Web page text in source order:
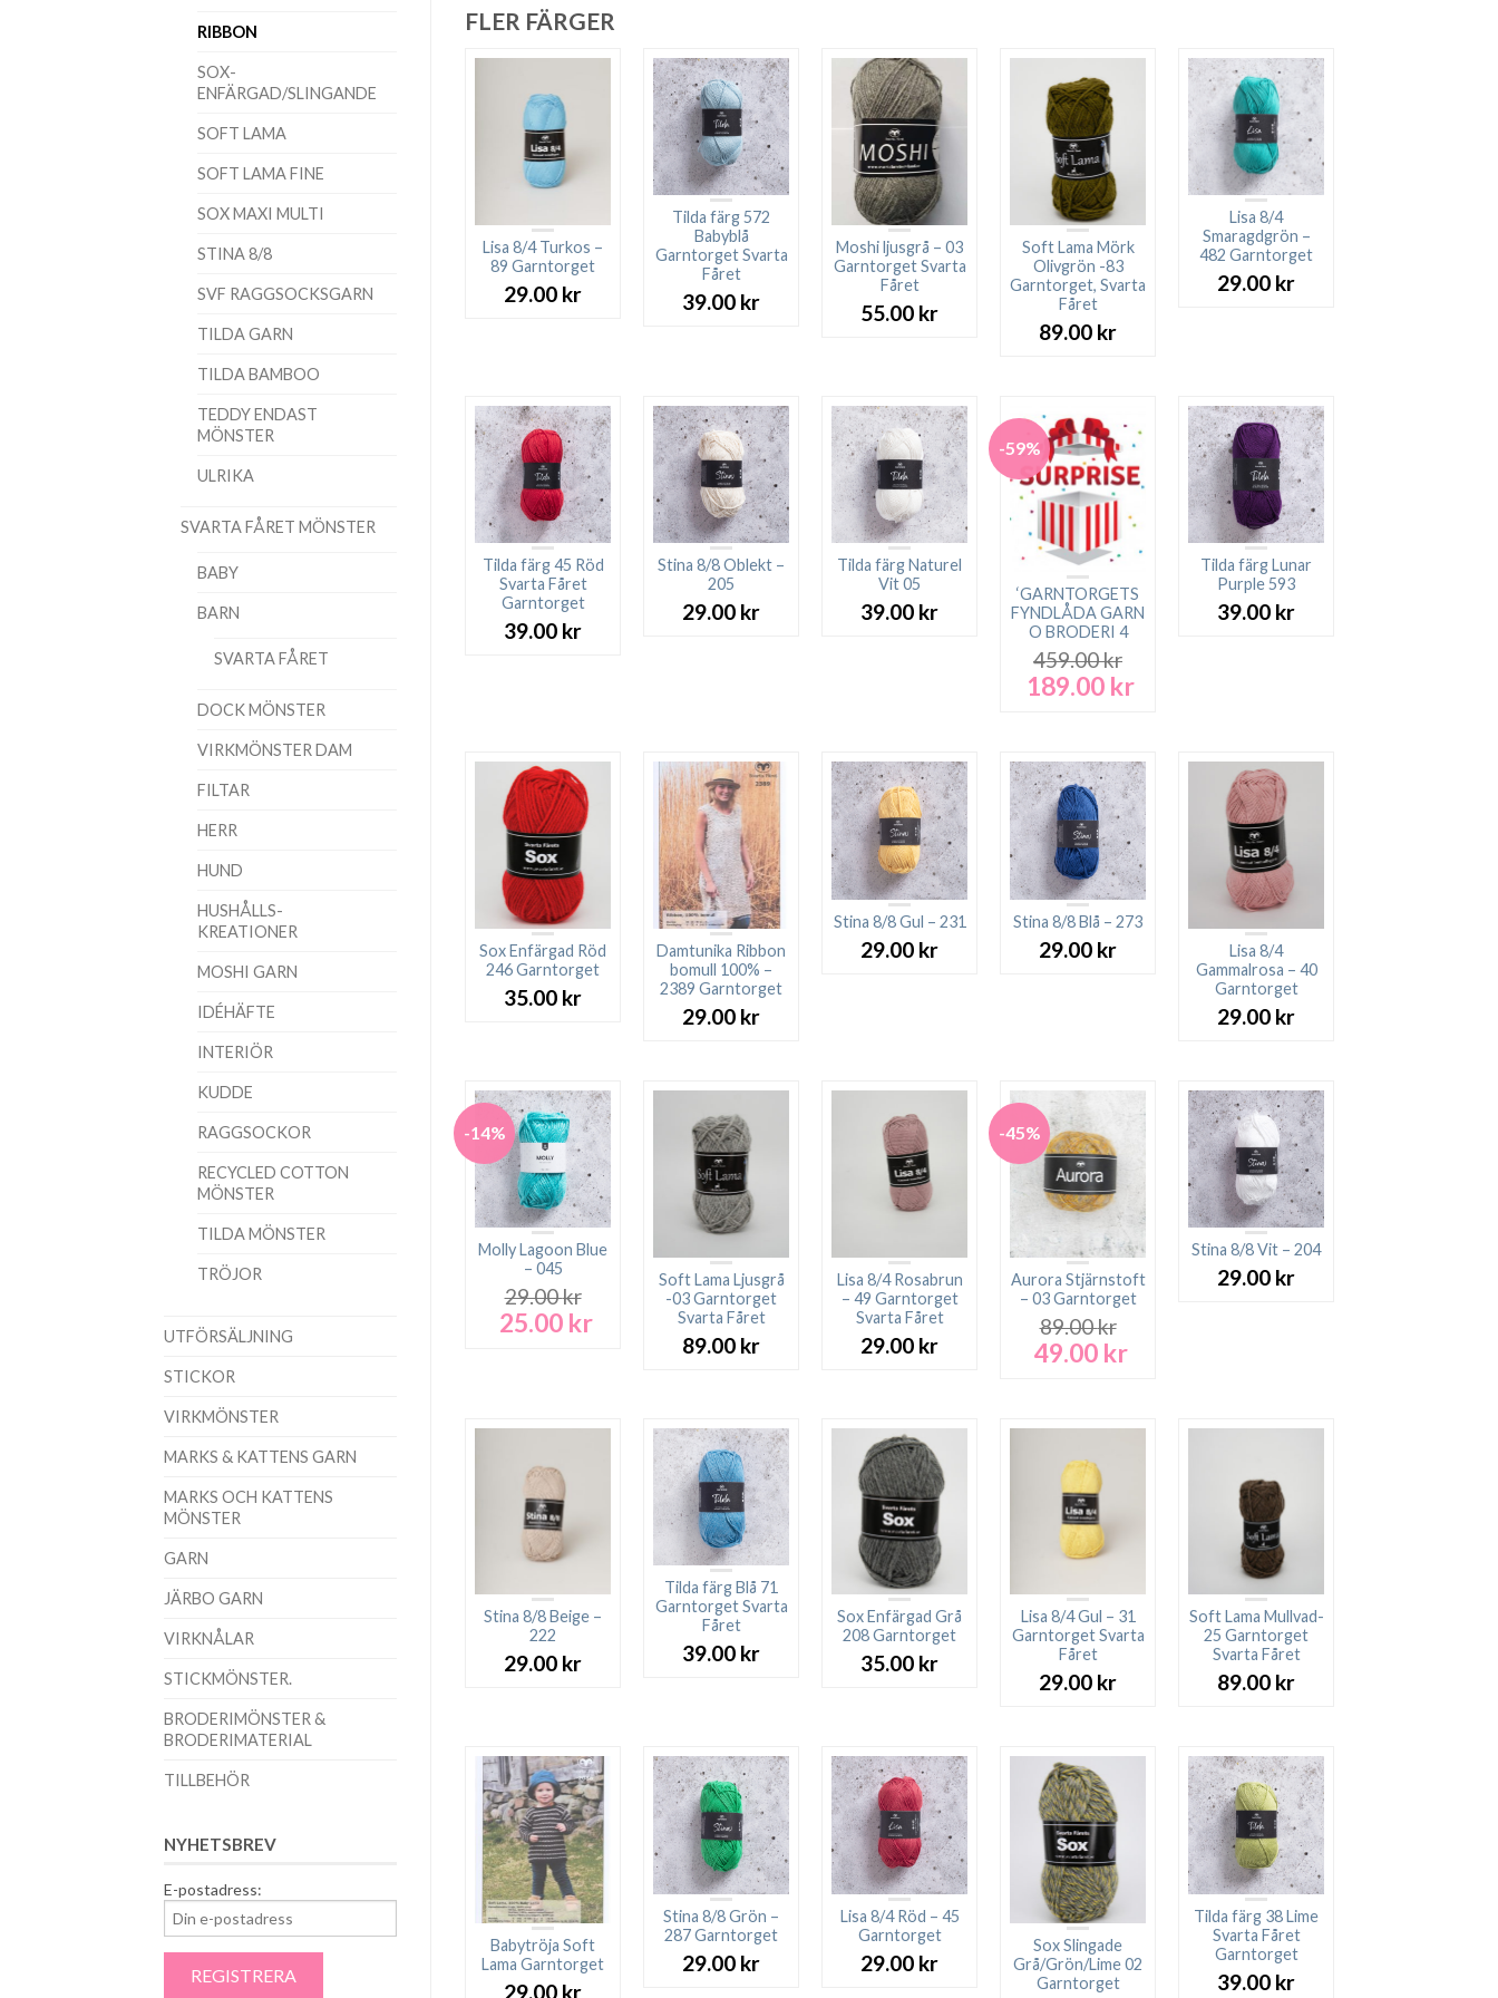
RIBBON
SOX-
ENFÄRGAD/SLINGANDE
SOFT LAMA
SOFT LAMA FINE
SOX MAXI MULTI
STINA 8/8
SVF RAGGSOCKSGARN
TILDA GARN
TILDA BAMBOO
TEDDY ENDAST
MÖNSTER
ULRIKA
SVARTA FÅRET MÖNSTER
BABY
BARN
SVARTA FÅRET
DOCK MÖNSTER
VIRKMÖNSTER DAM
FILTAR
HERR
HUND
HUSHÅLLS-
KREATIONER
MOSHI GARN
IDÉHÄFTE
INTERIÖR
KUDDE
RAGGSOCKOR
RECYCLED COTTON
MÖNSTER
TILDA MÖNSTER
TRÖJOR
UTFÖRSÄLJNING
STICKOR
VIRKMÖNSTER
MARKS & KATTENS GARN
MARKS OCH KATTENS
MÖNSTER
GARN
JÄRBO GARN
VIRKNÅLAR
STICKMÖNSTER.
BRODERIMÖNSTER &
BRODERIMATERIAL
TILLBEHÖR
NYHETSBREV
E-postadress:
FLER FÄRGER
Lisa 8/4 Turkos –
89 Garntorget
29.00 kr
Tilda färg 572
Babyblå
Garntorget Svarta
Fåret
39.00 kr
Moshi ljusgrå – 03
Garntorget Svarta
Fåret
55.00 kr
Soft Lama Mörk
Olivgrön -83
Garntorget, Svarta
Fåret
89.00 kr
Lisa 8/4
Smaragdgrön –
482 Garntorget
29.00 kr
Tilda färg 45 Röd
Svarta Fåret
Garntorget
39.00 kr
Stina 8/8 Oblekt –
205
29.00 kr
Tilda färg Naturel
Vit 05
39.00 kr
-59%
‘GARNTORGETS
FYNDLÅDA GARN
O BRODERI 4
459.00kr
Det
459.00 kr.
189.00 krDet
189.00 kr.
Tilda färg Lunar
Purple 593
39.00 kr
Sox Enfärgad Röd
246 Garntorget
35.00 kr
Damtunika Ribbon
bomull 100% –
2389 Garntorget
29.00 kr
Stina 8/8 Gul – 231
29.00 kr
Stina 8/8 Blå – 273
29.00 kr
Lisa 8/4
Gammalrosa – 40
Garntorget
29.00 kr
-14%
Molly Lagoon Blue
– 045
29.00kr
Det
25.00 krDet
nuvarande
Soft Lama Ljusgrå
-03 Garntorget
Svarta Fåret
89.00 kr
Lisa 8/4 Rosabrun
– 49 Garntorget
Svarta Fåret
29.00 kr
-45%
Aurora Stjärnstoft
– 03 Garntorget
89.00kr
Det
89.00 kr.
49.00 krDet
49.00 kr.
Stina 8/8 Vit – 204
29.00 kr
Stina 8/8 Beige –
222
29.00 kr
Tilda färg Blå 71
Garntorget Svarta
Fåret
39.00 kr
Sox Enfärgad Grå
208 Garntorget
35.00 kr
Lisa 8/4 Gul – 31
Garntorget Svarta
Fåret
29.00 kr
Soft Lama Mullvad-
25 Garntorget
Svarta Fåret
89.00 kr
Babytröja Soft
Lama Garntorget
29.00 kr
Stina 8/8 Grön –
287 Garntorget
29.00 kr
Lisa 8/4 Röd – 45
Garntorget
29.00 kr
Sox Slingade
Grå/Grön/Lime 02
Garntorget
Tilda färg 38 Lime
Svarta Fåret
Garntorget
39.00 kr